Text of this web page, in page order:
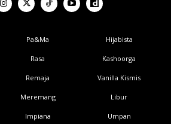
Pa&Ma
Rasa
Remaja
Meremang
Impiana
Hijabista
Kashoorga
Vanilla Kismis
Libur
Umpan